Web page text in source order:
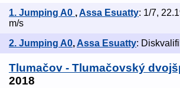
1. Jumping A0 ,Assa Esuatty: 1/7,
m/s
2. Jumping A0, Assa Esuatty:
Tlumačov - Tlumačovský
2018